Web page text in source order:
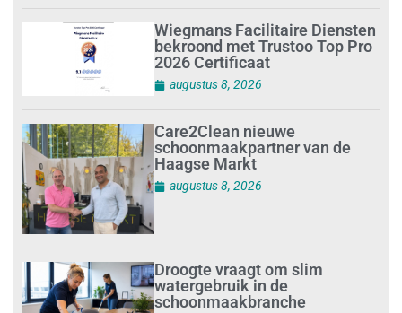
Wiegmans Facilitaire Diensten
bekroond met Trustoo Top Pro
2026 Certificaat
augustus 8, 2026
Care2Clean nieuwe
schoonmaakpartner van de
Haagse Markt
augustus 8, 2026
Droogte vraagt om slim
watergebruik in de
schoonmaakbranche